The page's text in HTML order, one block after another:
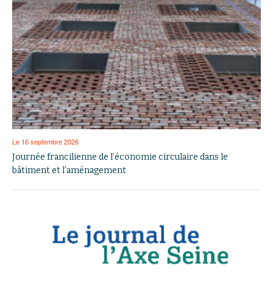
Le 16 septembre 2026
Journée francilienne de l’économie circulaire dans le
bâtiment et l’aménagement